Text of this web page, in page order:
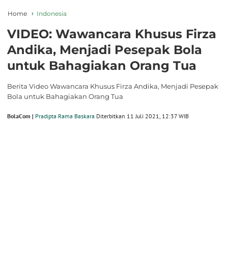
Home Indonesia
VIDEO: Wawancara Khusus Firza
Andika, Menjadi Pesepak Bola
untuk Bahagiakan Orang Tua
Berita Video Wawancara Khusus Firza Andika, Menjadi Pesepak
Bola untuk Bahagiakan Orang Tua
BolaCom | Pradipta Rama Baskara Diterbitkan 11 Juli 2021, 12:37 WIB